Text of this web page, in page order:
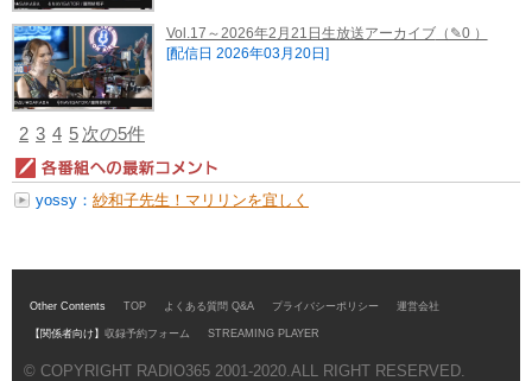
Vol.17～2026年2月21日生放送アーカイブ（✎0 ）
[配信日 2026年03月20日]
2 3 4 5 次の5件
yossy： 紗和子先生！マリリンを宜しく
Other Contents TOP よくある質問 Q&A プライバシーポリシー 運営会社
【関係者向け】 収録予約フォーム STREAMING PLAYER
© COPYRIGHT RADIO365 2001-2020.ALL RIGHT RESERVED.